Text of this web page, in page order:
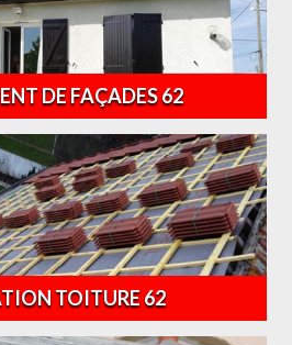
DE FAÇADES 62
TOITURE 62